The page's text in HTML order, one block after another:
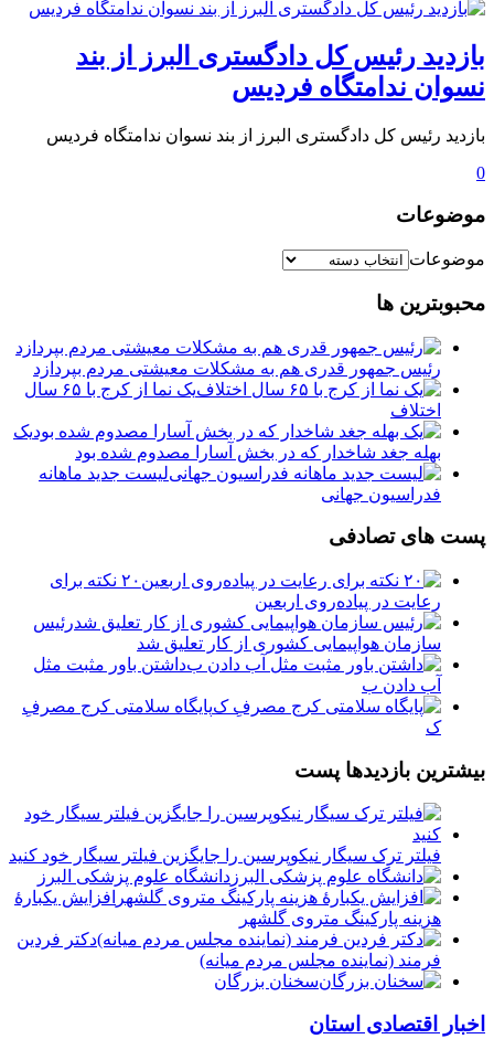
بازدید رئیس کل دادگستری البرز از بند
نسوان ندامتگاه فردیس
بازدید رئیس کل دادگستری البرز از بند نسوان ندامتگاه فردیس
0
موضوعات
موضوعات
محبوبترین ها
رئیس جمهور قدری هم به مشکلات معیشتی مردم بپردازد
یک نما از کرج با ۶۵ سال
اختلاف
یک
بهله جغد شاخدار که در بخش آسارا مصدوم شده بود
لیست جدید ماهانه
فدراسیون جهانی
پست های تصادفی
۲۰ نکته برای
رعایت در پیاده‌روی اربعین
رئیس
سازمان هواپیمایی کشوری از کار تعلیق شد
داشتن باور مثبت مثل
آب دادن ب
پایگاه سلامتی کرج مصرفِ
ک
بیشترین بازدیدها پست
فیلتر ترک سیگار نیکوپرسین را جایگزین فیلتر سیگار خود کنید
دانشگاه علوم پزشکی البرز
افزایش یکبارۀ
هزینه پارکینگ متروی گلشهر
دكتر فردين
فرمند (نماينده مجلس مردم میانه)
سخنان بزرگان
اخبار اقتصادی استان